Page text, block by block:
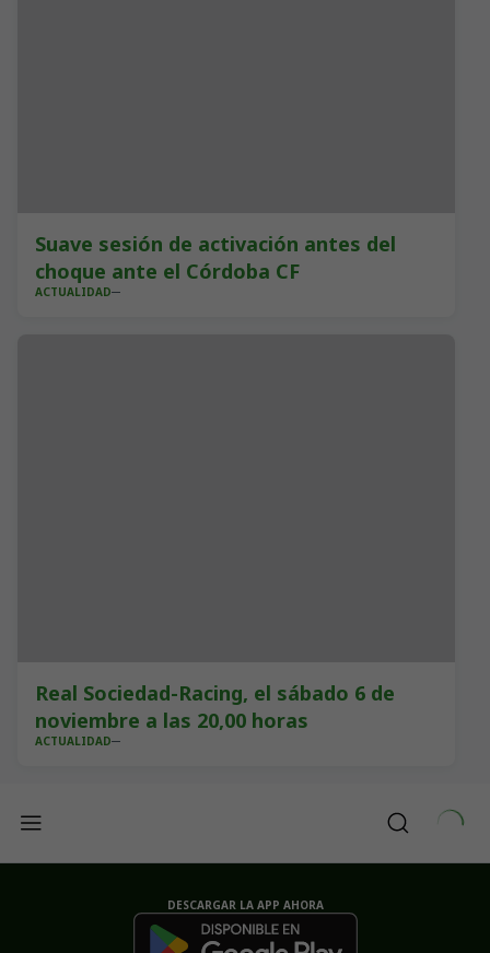
Suave sesión de activación antes del
choque ante el Córdoba CF
ACTUALIDAD
Real Sociedad-Racing, el sábado 6 de
noviembre a las 20,00 horas
ACTUALIDAD
DESCARGAR LA APP AHORA